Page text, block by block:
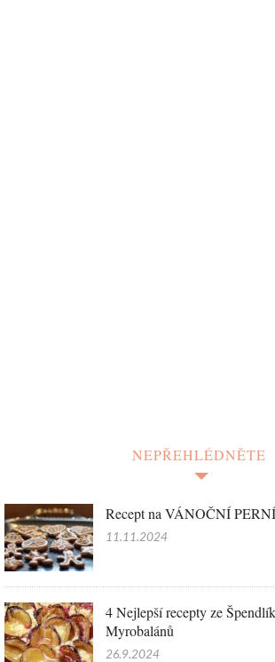
NEPŘEHLÉDNĚTE
Recept na VÁNOČNÍ
11.11.2024
4 Nejlepší recepty ze
Myrobalánů
26.9.2024